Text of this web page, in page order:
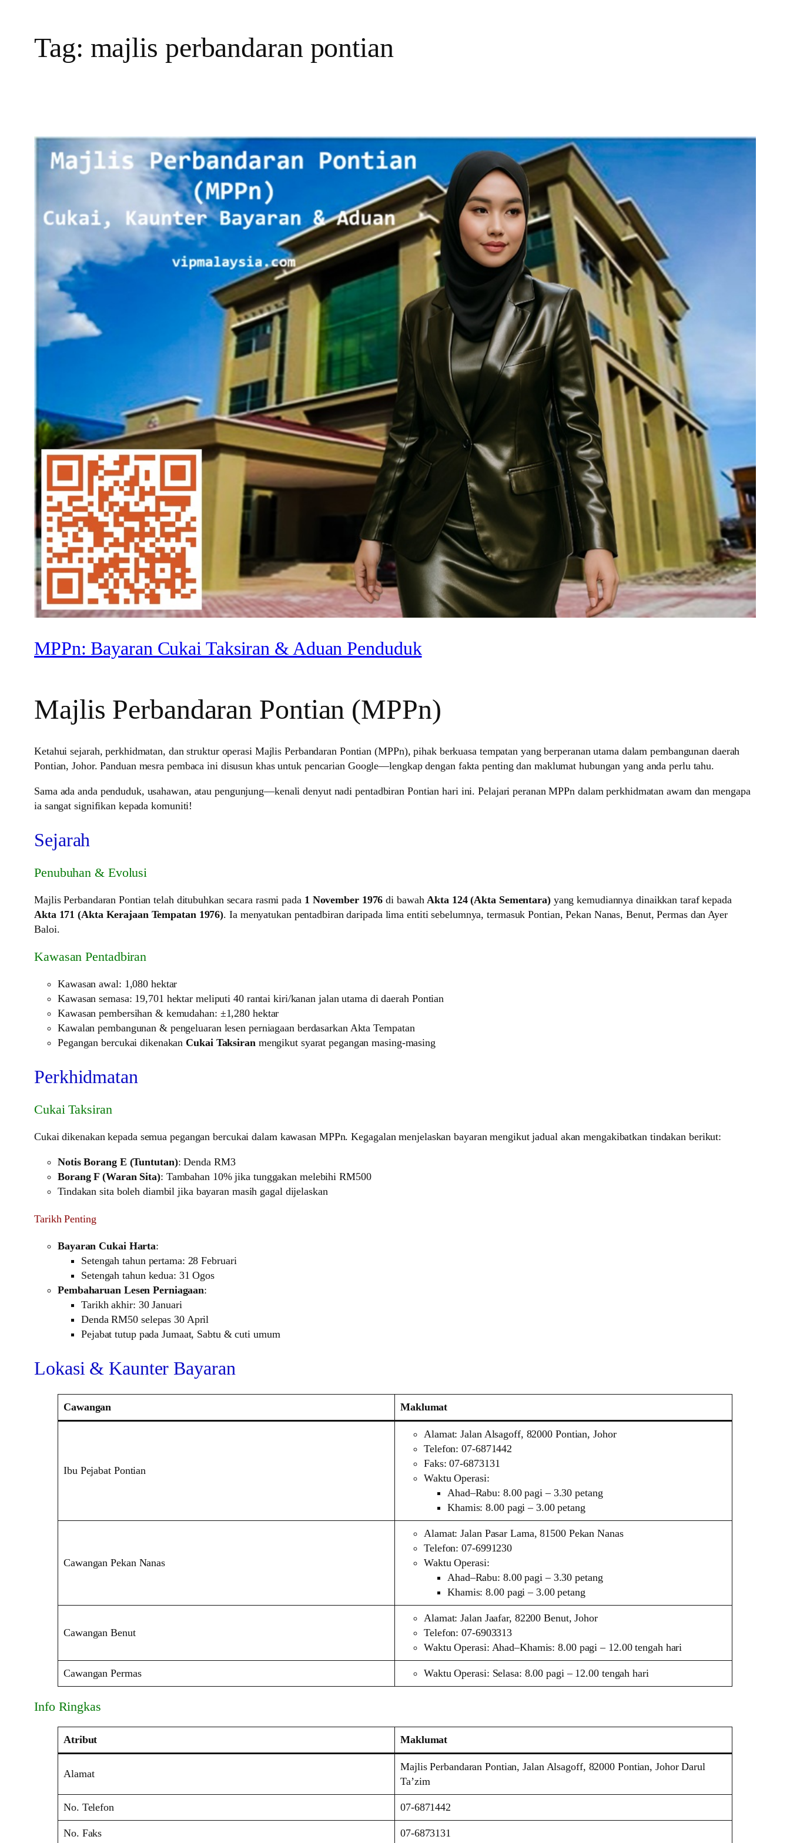
Tag: majlis perbandaran pontian
MPPn: Bayaran Cukai Taksiran & Aduan Penduduk
Majlis Perbandaran Pontian (MPPn)
Ketahui sejarah, perkhidmatan, dan struktur operasi Majlis Perbandaran Pontian (MPPn), pihak berkuasa tempatan yang berperanan utama dalam pembangunan daerah
Pontian, Johor. Panduan mesra pembaca ini disusun khas untuk pencarian Google—lengkap dengan fakta penting dan maklumat hubungan yang anda perlu tahu.
Sama ada anda penduduk, usahawan, atau pengunjung—kenali denyut nadi pentadbiran Pontian hari ini. Pelajari peranan MPPn dalam perkhidmatan awam dan mengapa
ia sangat signifikan kepada komuniti!
Sejarah
Penubuhan & Evolusi
Majlis Perbandaran Pontian telah ditubuhkan secara rasmi pada 1 November 1976 di bawahAkta 124 (Akta Sementara)yang kemudiannya dinaikkan taraf kepada
Akta 171 (Akta Kerajaan Tempatan 1976). Ia menyatukan pentadbiran daripada lima entiti sebelumnya, termasuk Pontian, Pekan Nanas, Benut, Permas dan Ayer
Baloi.
Kawasan Pentadbiran
Kawasan awal: 1,080 hektar
Kawasan semasa: 19,701 hektar meliputi 40 rantai kiri/kanan jalan utama di daerah Pontian
Kawasan pembersihan & kemudahan: ±1,280 hektar
Kawalan pembangunan & pengeluaran lesen perniagaan berdasarkan Akta Tempatan
Pegangan bercukai dikenakan Cukai Taksiranmengikut syarat pegangan masing-masing
Perkhidmatan
Cukai Taksiran
Cukai dikenakan kepada semua pegangan bercukai dalam kawasan MPPn. Kegagalan menjelaskan bayaran mengikut jadual akan mengakibatkan tindakan berikut:
Notis Borang E (Tuntutan): Denda RM3
Borang F (Waran Sita): Tambahan 10% jika tunggakan melebihi RM500
Tindakan sita boleh diambil jika bayaran masih gagal dijelaskan
Tarikh Penting
Bayaran Cukai Harta:
Setengah tahun pertama: 28 Februari
Setengah tahun kedua: 31 Ogos
Pembaharuan Lesen Perniagaan:
Tarikh akhir: 30 Januari
Denda RM50 selepas 30 April
Pejabat tutup pada Jumaat, Sabtu & cuti umum
Lokasi & Kaunter Bayaran
Cawangan Maklumat
Ibu Pejabat Pontian
Alamat: Jalan Alsagoff, 82000 Pontian, Johor
Telefon: 07-6871442
Faks: 07-6873131
Waktu Operasi:
Ahad–Rabu: 8.00 pagi – 3.30 petang
Khamis: 8.00 pagi – 3.00 petang
Cawangan Pekan Nanas
Alamat: Jalan Pasar Lama, 81500 Pekan Nanas
Telefon: 07-6991230
Waktu Operasi:
Ahad–Rabu: 8.00 pagi – 3.30 petang
Khamis: 8.00 pagi – 3.00 petang
Cawangan Benut
Alamat: Jalan Jaafar, 82200 Benut, Johor
Telefon: 07-6903313
Waktu Operasi: Ahad–Khamis: 8.00 pagi – 12.00 tengah hari
Cawangan Permas Waktu Operasi: Selasa: 8.00 pagi – 12.00 tengah hari
Info Ringkas
Atribut Maklumat
Alamat
Majlis Perbandaran Pontian, Jalan Alsagoff, 82000 Pontian, Johor Darul
Ta’zim
No. Telefon 07-6871442
No. Faks 07-6873131